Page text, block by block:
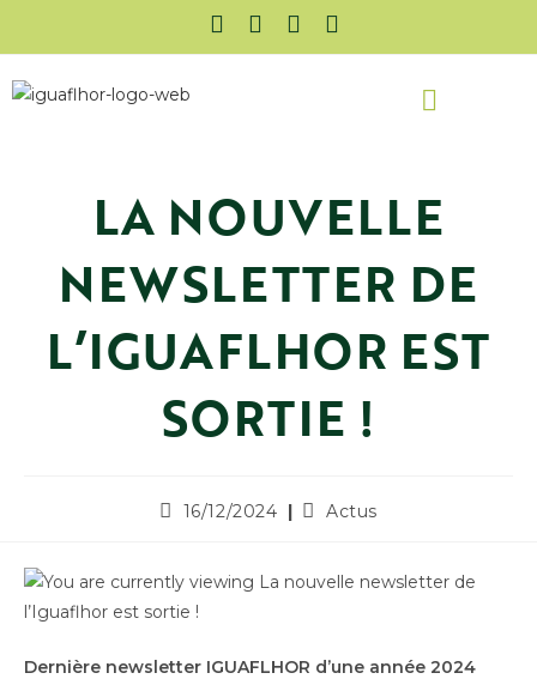
LA NOUVELLE
NEWSLETTER DE
L’IGUAFLHOR EST
SORTIE !
16/12/2024 Actus
Dernière newsletter IGUAFLHOR d’une année 2024